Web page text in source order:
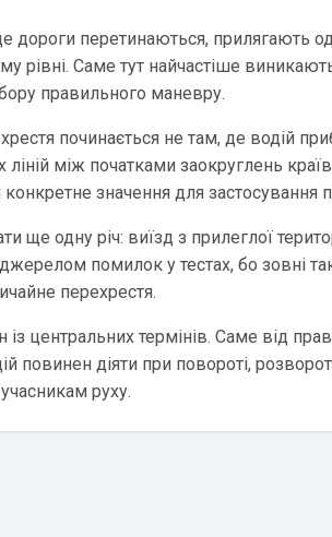
дороги перетинаються, прилягають
рівні. Саме тут найчастіше
правильного маневру.
починається не там, де водій
між початками заокруглень країв
значення для застосування
ще одну річ: виїзд з прилеглої
помилок у тестах, бо зовні
перехрестя.
центральних термінів. Саме від
повинен діяти при повороті,
руху.